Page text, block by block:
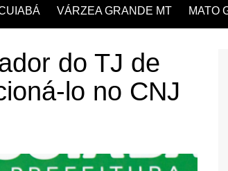
VÁRZEA GRANDE MT MATO
do TJ de
lo no CNJ